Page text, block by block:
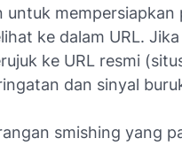
untuk
ke dalam URL.
ke URL resmi
dan sinyal
smishing yang